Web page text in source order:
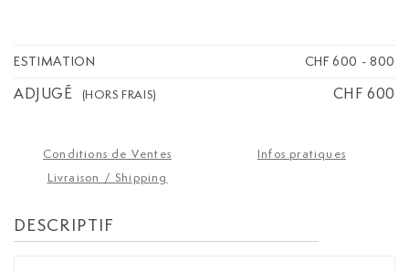
ESTIMATION CHF 600 - 800
ADJUGÉ (HORS FRAIS) CHF 600
Conditions de Ventes
Infos pratiques
Livraison / Shipping
DESCRIPTIF